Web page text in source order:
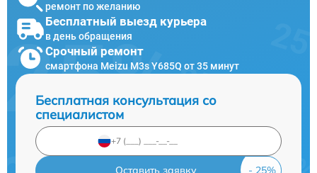
ремонт по желанию
Бесплатный выезд курьера
в день обращения
Срочный ремонт
смартфона Meizu M3s Y685Q от 35 минут
Бесплатная консультация со
специалистом
Оставить заявку